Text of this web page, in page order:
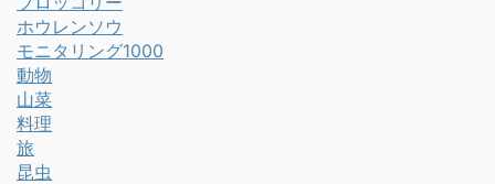
ホウレンソウ
モニタリング1000
動物
山菜
料理
旅
昆虫